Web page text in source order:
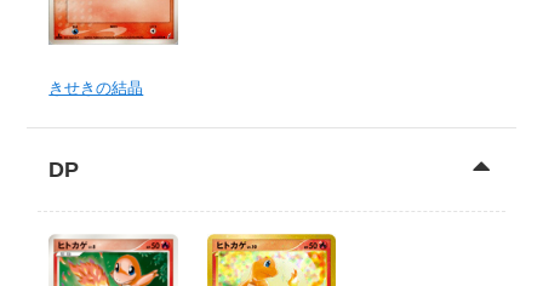
きせきの結晶
DP